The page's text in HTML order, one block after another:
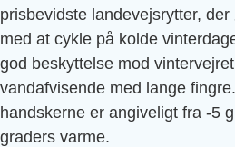
prisbevidste landevejsrytter,
med at cykle på kolde
god beskyttelse mod
vandafvisende med lange
handskerne er angiveligt fra -5
graders varme.